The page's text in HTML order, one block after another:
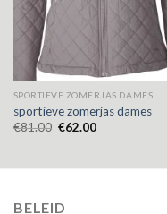
SPORTIEVE ZOMERJAS DAMES
sportieve zomerjas dames
€81.00 €62.00
BELEID